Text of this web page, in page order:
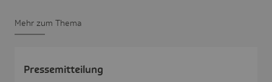
Mehr zum Thema
Pres­se­mit­tei­lung